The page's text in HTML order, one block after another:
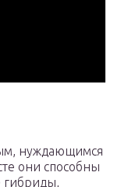
нуждающимся
они способны
гибриды,